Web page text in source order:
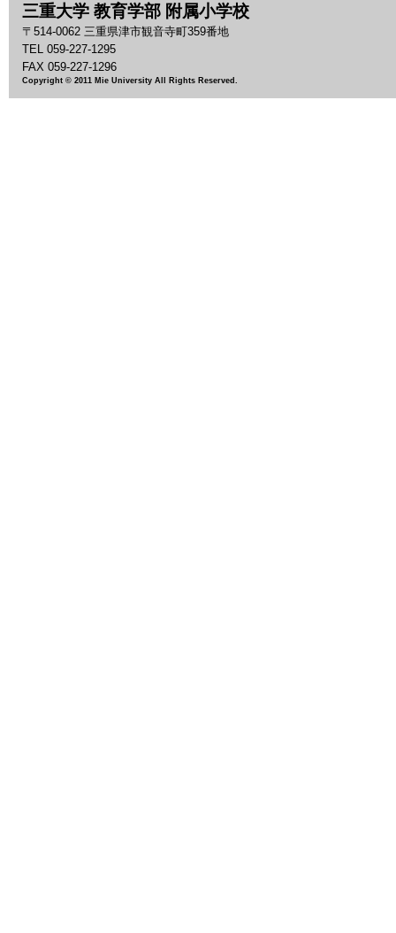
2014年6月17日
第１５回人権
三重大学 教育学部 附属小学校
〒514-0062 三重県津市観音寺町359番地
TEL 059-227-1295
FAX 059-227-1296
Copyright © 2011 Mie University All Rights Reserved.